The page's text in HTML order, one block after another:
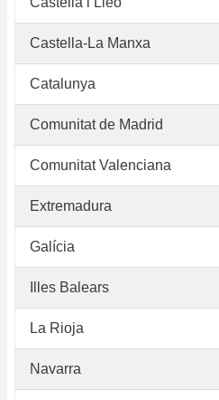
Castella-La Manxa
Catalunya
Comunitat de Madrid
Comunitat Valenciana
Extremadura
Galícia
Illes Balears
La Rioja
Navarra